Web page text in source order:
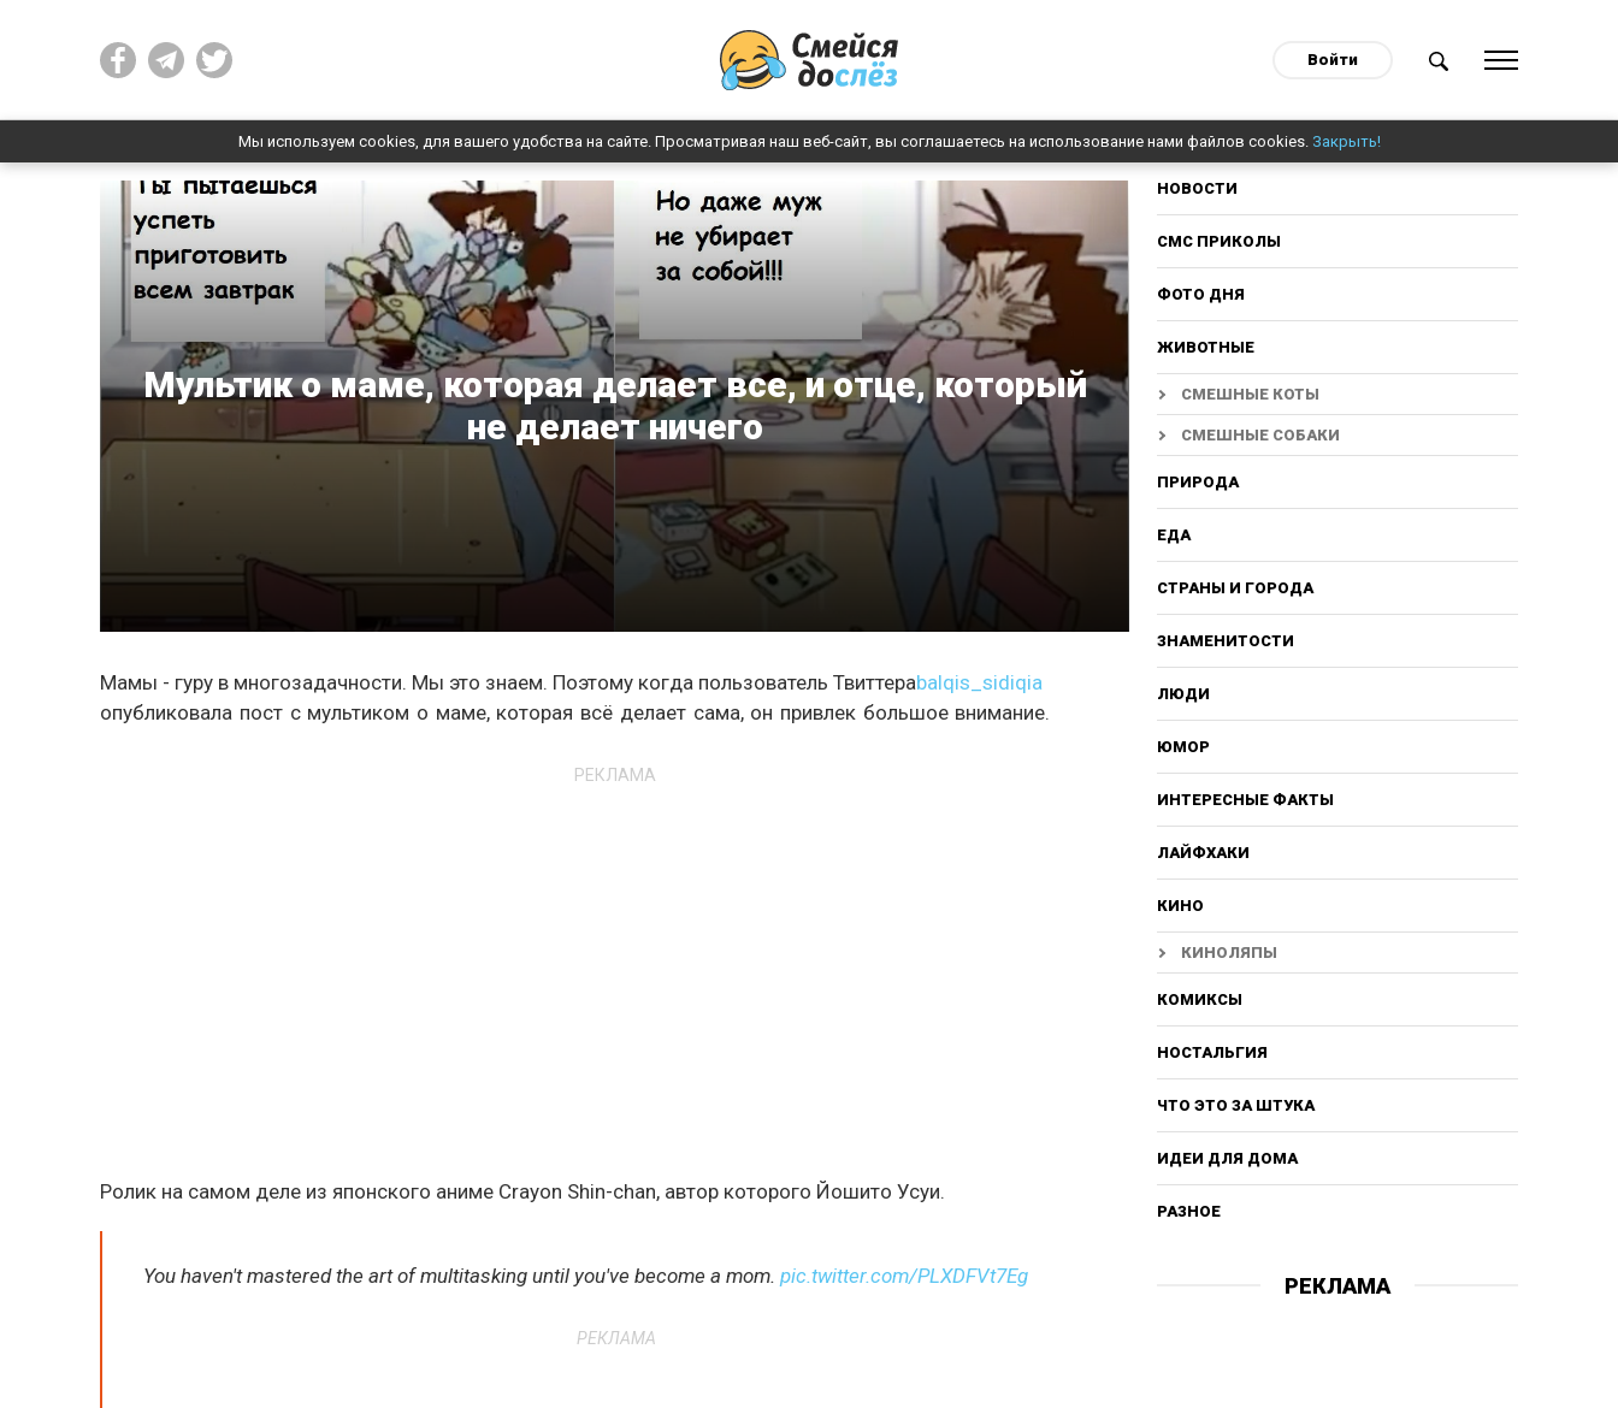
Войти
Мы используем cookies, для вашего удобства на сайте. Просматривая наш веб-сайт, вы соглашаетесь на использование нами файлов cookies. Закрыть!
Мультик о маме, которая делает все, и отце, который
не делает ничего
Мамы - гуру в многозадачности. Мы это знаем. Поэтому когда пользователь Твиттераbalqis_sidiqia
опубликовала пост с мультиком о маме, которая всё делает сама, он привлек большое внимание.
РЕКЛАМА
Ролик на самом деле из японского аниме Crayon Shin-chan, автор которого Йошито Усуи.
You haven't mastered the art of multitasking until you've become a mom.pic.twitter.com/PLXDFVt7Eg
РЕКЛАМА
НОВОСТИ
СМС ПРИКОЛЫ
ФОТО ДНЯ
ЖИВОТНЫЕ
СМЕШНЫЕ КОТЫ
СМЕШНЫЕ СОБАКИ
ПРИРОДА
ЕДА
СТРАНЫ И ГОРОДА
ЗНАМЕНИТОСТИ
ЛЮДИ
ЮМОР
ИНТЕРЕСНЫЕ ФАКТЫ
ЛАЙФХАКИ
КИНО
КИНОЛЯПЫ
КОМИКСЫ
НОСТАЛЬГИЯ
ЧТО ЭТО ЗА ШТУКА
ИДЕИ ДЛЯ ДОМА
РАЗНОЕ
РЕКЛАМА